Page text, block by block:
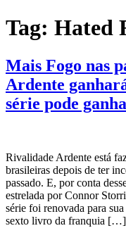
Tag: Hated
Mais Fogo nas
Ardente
série pode
Rivalidade Ardente está
brasileiras depois de ter
passado. E, por conta
estrelada por Connor
série foi renovada para
sexto livro da franquia […]